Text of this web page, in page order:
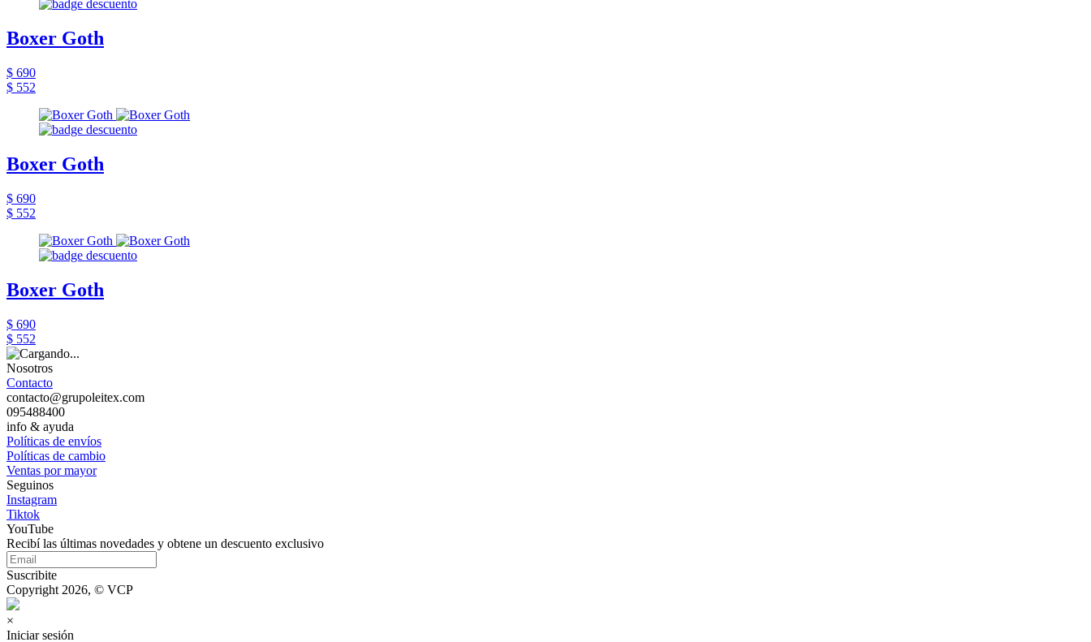
Boxer Goth
$ 690
$ 552
Boxer Goth
$ 690
$ 552
Boxer Goth
$ 690
$ 552
Nosotros
Contacto
contacto@grupoleitex.com
095488400
info & ayuda
Políticas de envíos
Políticas de cambio
Ventas por mayor
Seguinos
Instagram
Tiktok
YouTube
Recibí las últimas novedades y obtene un descuento exclusivo
Suscribite
Copyright 2026, © VCP
×
Iniciar sesión